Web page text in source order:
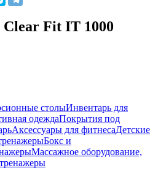
Clear Fit IT 1000
столыИнвентарь для
одеждаПокрытия под
Аксессуары для фитнесаДетские
Бокс и
Массажное оборудование,